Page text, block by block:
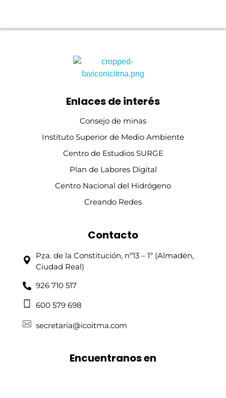
Enlaces de interés
Consejo de minas
Instituto Superior de Medio Ambiente
Centro de Estudios SURGE
Plan de Labores Digital
Centro Nacional del Hidrógeno
Creando Redes
Contacto
Pza. de la Constitución, nº13 – 1º (Almadén,
Ciudad Real)
926 710 517
600 579 698
secretaria@icoitma.com
Encuentranos en